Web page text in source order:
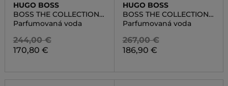
HUGO BOSS
BOSS THE COLLECTION
EAU DE PARFUM NOBLE
WOOD
Parfumovaná voda
244,00 €
170,80 €
HUGO BOSS
BOSS THE COLLECTION
VIGOROUS COLOGNE
Parfumovaná voda
267,00 €
186,90 €